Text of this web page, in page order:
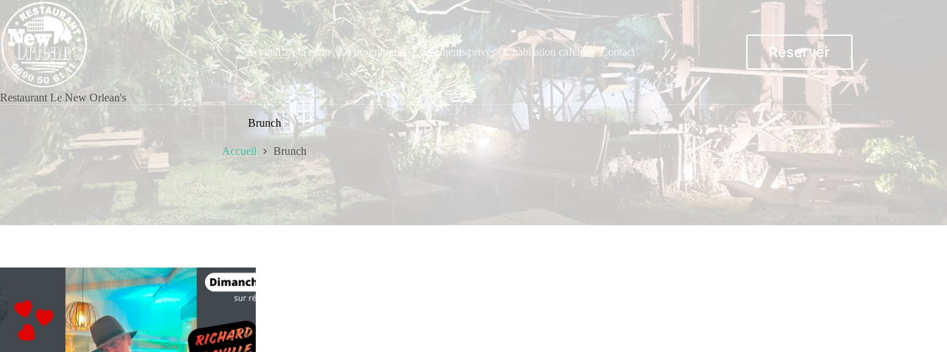
Restaurant Le New Orlean's
Accueil A la carte Au programme Événements privés L’habitation caféière Contact Réserver
Brunch
Accueil Brunch